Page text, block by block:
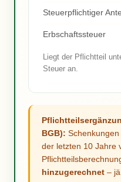
Steuerpflichtiger
Erbschaftssteuer
Liegt der Pflichtteil
Steuer an.
BGB):
der letzten 10 Jahre
hinzugerechnet –